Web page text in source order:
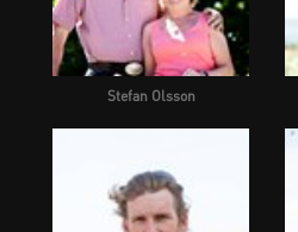
Stefan Olsson